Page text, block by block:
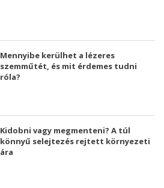
Mennyibe kerülhet a lézeres
szemműtét, és mit érdemes tudni
róla?
Kidobni vagy megmenteni? A túl
könnyű selejtezés rejtett környezeti
ára